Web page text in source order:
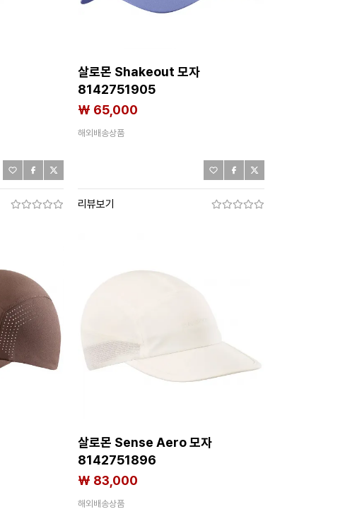
살로몬 Shakeout 모자
8142751905
₩ 65,000
해외배송상품
리뷰보기
살로몬 Sense Aero 모자
8142751896
₩ 83,000
해외배송상품